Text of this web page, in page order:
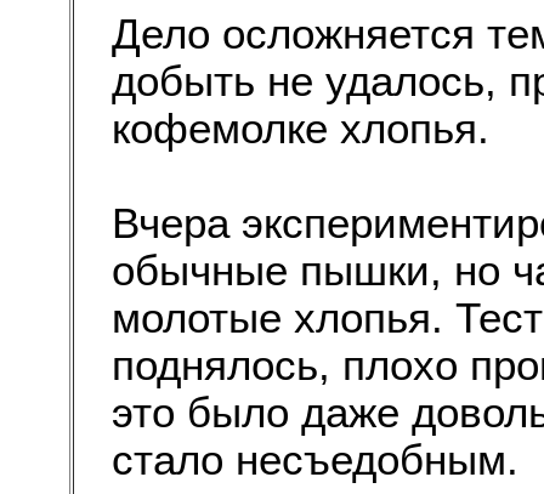
Дело осложняется
добыть не удалось,
кофемолке хлопья.
Вчера
обычные пышки, но
молотые хлопья.
поднялось, плохо
это было даже
стало несъедобным.